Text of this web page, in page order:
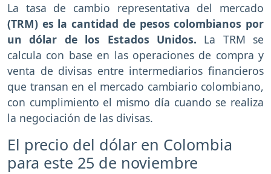
La tasa de cambio representativa del mercado
(TRM) es la cantidad de pesos colombianos por
un dólar de los Estados Unidos. La TRM se
calcula con base en las operaciones de compra y
venta de divisas entre intermediarios financieros
que transan en el mercado cambiario colombiano,
con cumplimiento el mismo día cuando se realiza
la negociación de las divisas.
El precio del dólar en Colombia
para este 25 de noviembre